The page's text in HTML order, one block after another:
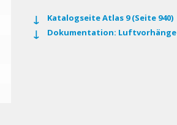
Katalogseite Atlas 9 (Seite 940)
Dokumentation: Luftvorhänge